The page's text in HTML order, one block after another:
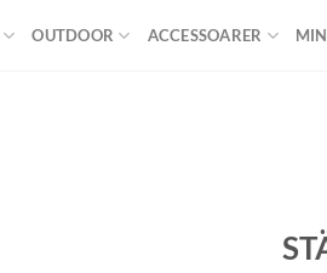
OUTDOOR ACCESSOARER